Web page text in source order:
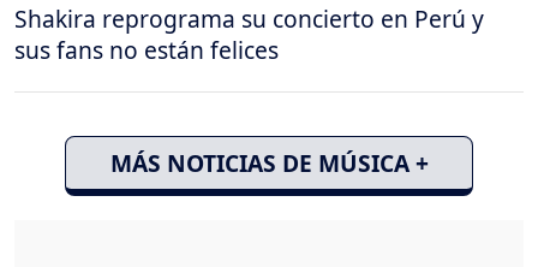
Shakira reprograma su concierto en Perú y
sus fans no están felices
MÁS NOTICIAS DE MÚSICA +